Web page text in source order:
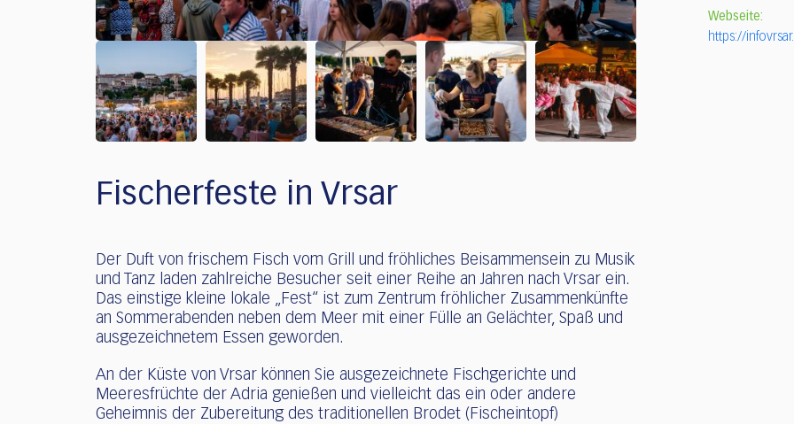
Fischerfeste in Vrsar
Der Duft von frischem Fisch vom Grill und fröhliches Beisammensein zu Musik
und Tanz laden zahlreiche Besucher seit einer Reihe an Jahren nach Vrsar ein.
Das einstige kleine lokale „Fest“ ist zum Zentrum fröhlicher Zusammenkünfte
an Sommerabenden neben dem Meer mit einer Fülle an Gelächter, Spaß und
ausgezeichnetem Essen geworden.
An der Küste von Vrsar können Sie ausgezeichnete Fischgerichte und
Meeresfrüchte der Adria genießen und vielleicht das ein oder andere
Geheimnis der Zubereitung des traditionellen Brodet (Fischeintopf)
Webseite:
https://